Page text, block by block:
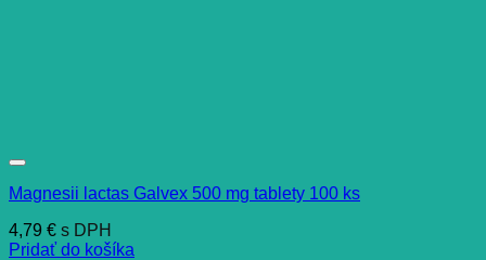
Magnesii lactas Galvex 500 mg tablety 100 ks
4,79 € s DPH
Pridať do košíka